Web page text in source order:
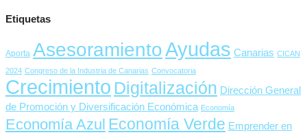
Aporta AsesoramientoAyudas
2024 Congreso de la Industria de Canarias Convocatoria
CrecimientoDigitalización Dirección General
de Promoción y Diversificación Económica Economía